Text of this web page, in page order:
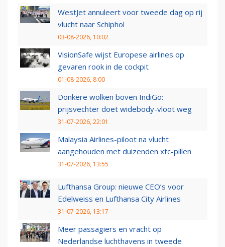
WestJet annuleert voor tweede dag op rij
vlucht naar Schiphol
03-08-2026, 10:02
VisionSafe wijst Europese airlines op
gevaren rook in de cockpit
01-08-2026, 8:00
Donkere wolken boven IndiGo:
prijsvechter doet widebody-vloot weg
31-07-2026, 22:01
Malaysia Airlines-piloot na vlucht
aangehouden met duizenden xtc-pillen
31-07-2026, 13:55
Lufthansa Group: nieuwe CEO’s voor
Edelweiss en Lufthansa City Airlines
31-07-2026, 13:17
Meer passagiers en vracht op
Nederlandse luchthavens in tweede